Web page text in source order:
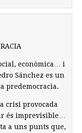
econòmica… i
Sánchez es un
predemocracìa.
crisi provocada
és imprevisible…
a uns punts que,